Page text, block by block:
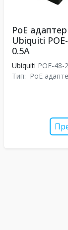
PoE адаптер
Ubiquiti
0.5A
Ubiquiti POE-48-
Тип: PoE